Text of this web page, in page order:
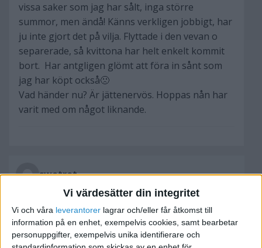
Vi värdesätter din integritet
Vi och våra leverantorer lagrar och/eller får åtkomst till
information på en enhet, exempelvis cookies, samt bearbetar
personuppgifter, exempelvis unika identifierare och
vissa saker som jag har sålt, inga större
summor, men ändå! Känns verkligen jobbigt, har
ju inte gjort det på vilja. Flyttade i den vevan o
separerade, så kvittona har helt enkelt kommit
bort. Har antgligen glömt att föra in sånt som
jag har köpt också🙁
Vad händer nu? Är jättenervös. Hoppas nån har
varit med om något liknande.
swetrot
2009-03-16 09:11
Det som brukar hända är att Skatteverket räknar